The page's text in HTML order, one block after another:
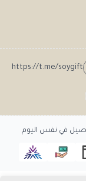
https://t.me/soygift